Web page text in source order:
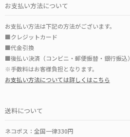
お支払い方法について
お支払い方法は下記の方法がございます。
■クレジットカード
■代金引換
■後払い決済（コンビニ・郵便振替・銀行振込）
※手数料はお客様負担となります。
お支払い方法については詳しくはこちら
送料について
ネコポス：全国一律330円